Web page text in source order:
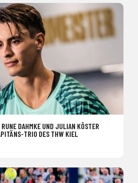
DAHMKE UND JULIAN KÖSTER
TRIO DES THW KIEL